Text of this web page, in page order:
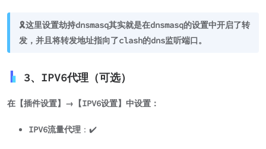
🎗️这里设置劫持dnsmasq其实就是在dnsmasq的设置中开启了转
发，并且将转发地址指向了clash的dns监听端口。
3、IPV6代理（可选）
在【插件设置】→【IPV6设置】中设置：
IPV6流量代理 ：✔️